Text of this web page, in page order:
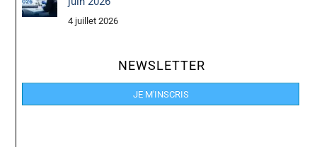
4 juillet 2026
NEWSLETTER
JE M'INSCRIS